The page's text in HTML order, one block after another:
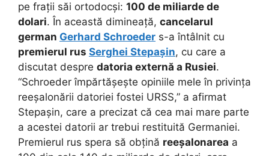
pe frații săi ortodocși: 100 de miliarde de
dolari. În această dimineață, cancelarul
german Gerhard Schroeder s-a întâlnit cu
premierul rus Serghei Stepașin, cu care a
discutat despre datoria externă a Rusiei.
“Schroeder împărtășește opiniile mele în privința
reeșalonării datoriei fostei URSS,” a afirmat
Stepașin, care a precizat că cea mai mare parte
a acestei datorii ar trebui restituită Germaniei.
Premierul rus spera să obțină reeșalonarea a